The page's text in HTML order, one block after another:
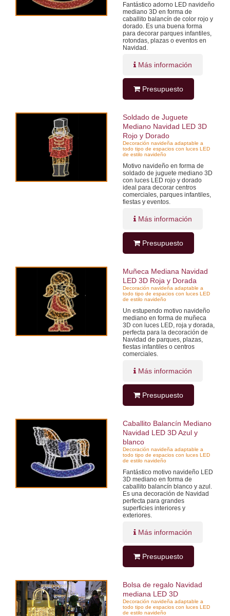
Fantástico adorno LED navideño
mediano 3D en forma de
caballito balancín de color rojo y
dorado. Es una buena forma
para decorar parques infantiles,
rotondas, plazas o eventos en
Navidad.
Más información
Presupuesto
Soldado de Juguete
Mediano Navidad LED 3D
Rojo y Dorado
Decoración navideña adaptable a
todo tipo de espacios con luces LED
de estilo navideño
Motivo navideño en forma de
soldado de juguete mediano 3D
con luces LED rojo y dorado
ideal para decorar centros
comerciales, parques infantiles,
fiestas y eventos.
Más información
Presupuesto
Muñeca Mediana Navidad
LED 3D Roja y Dorada
Decoración navideña adaptable a
todo tipo de espacios con luces LED
de estilo navideño
Un estupendo motivo navideño
mediano en forma de muñeca
3D con luces LED, roja y dorada,
perfecta para la decoración de
Navidad de parques, plazas,
fiestas infantiles o centros
comerciales.
Más información
Presupuesto
Caballito Balancín Mediano
Navidad LED 3D Azul y
blanco
Decoración navideña adaptable a
todo tipo de espacios con luces LED
de estilo navideño
Fantástico motivo navideño LED
3D mediano en forma de
caballito balancín blanco y azul.
Es una decoración de Navidad
perfecta para grandes
superficies interiores y
exteriores.
Más información
Presupuesto
Bolsa de regalo Navidad
mediana LED 3D
Decoración navideña adaptable a
todo tipo de espacios con luces LED
de estilo navideño